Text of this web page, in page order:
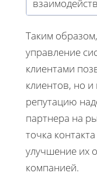
Таким
управление
клиентами
клиентов, но
репутацию
партнера на
точка
улучшение их
компанией.